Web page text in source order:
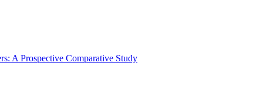
A Prospective Comparative Study